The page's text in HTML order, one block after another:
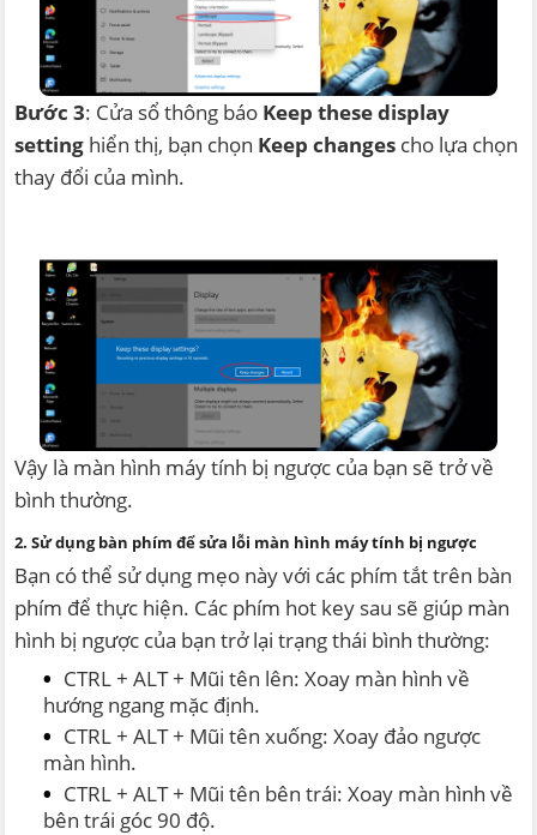
Bước 3: Cửa sổ thông báo Keep these display
setting hiển thị, bạn chọn Keep changes cho lựa chọn
thay đổi của mình.
Vậy là màn hình máy tính bị ngược của bạn sẽ trở về
bình thường.
2. Sử dụng bàn phím để sửa lỗi màn hình máy tính bị ngược
Bạn có thể sử dụng mẹo này với các phím tắt trên bàn
phím để thực hiện. Các phím hot key sau sẽ giúp màn
hình bị ngược của bạn trở lại trạng thái bình thường:
CTRL + ALT + Mũi tên lên: Xoay màn hình về
hướng ngang mặc định.
CTRL + ALT + Mũi tên xuống: Xoay đảo ngược
màn hình.
CTRL + ALT + Mũi tên bên trái: Xoay màn hình về
bên trái góc 90 độ.